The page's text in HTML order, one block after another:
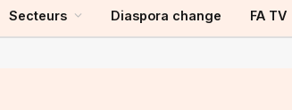
Secteurs Diaspora change FA TV